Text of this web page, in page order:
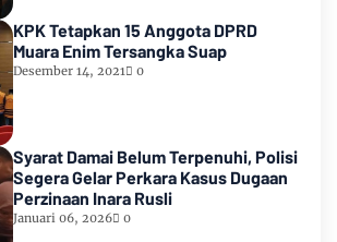
KPK Tetapkan 15 Anggota DPRD
Muara Enim Tersangka Suap
Desember 14, 2021 0
Syarat Damai Belum Terpenuhi, Polisi
Segera Gelar Perkara Kasus Dugaan
Perzinaan Inara Rusli
Januari 06, 2026 0